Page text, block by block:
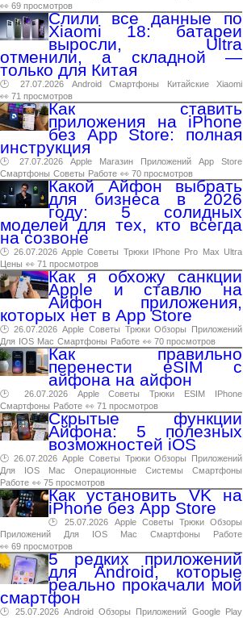
👀 69 просмотров
Слили все данные по
Xiaomi 18: батареи
выросли, Ultra
отменили, а складной —
только для Китая
🕑 27.07.2026 Android Смартфоны Китайские
Xiaomi
👀 71 просмотров
Как ставить
приложения на iPhone
без App Store: полная
инструкция
🕑 27.07.2026 Apple Магазин Приложений App
Store
Смартфоны Советы Работе 👀 70 просмотров
Какой Айфон выбрать
для бизнеса в 2026
году: 5 солидных
моделей для тех, кто всегда
на созвоне
🕑 26.07.2026 Apple Советы Трюки IPhone Pro Max Ultra
Цены 👀 71 просмотров
Как я обхожу санкции
Apple и ставлю на
Айфон приложения,
которых нет в App Store
🕑 26.07.2026 Apple Советы Трюки Обзоры
Приложений
Для IOS Mac Смартфоны Работе 👀 70 просмотров
Как правильно
перенести eSIM с
айфона на айфон
🕑 26.07.2026 Apple Советы Трюки ESIM
IPhone
Смартфоны Работе 👀 71 просмотров
Скрытые функции
Айфона: 5 полезных
возможностей iOS
🕑 26.07.2026 Apple Советы Трюки Обзоры
Приложений
Для
IOS Mac Операционные Системы
Смартфоны
Работе 👀 75 просмотров
Как установить VK на
iPhone без App Store
🕑 25.07.2026 Apple Советы Трюки Обзоры
Приложений
Для IOS Mac Смартфоны
Работе
👀 69 просмотров
5 редких приложений
для Android, которые
реально прокачали мой
смартфон
🕑 25.07.2026 Android Обзоры Приложений Google
Play